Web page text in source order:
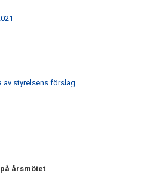
av styrelsens förslag
årsmötet